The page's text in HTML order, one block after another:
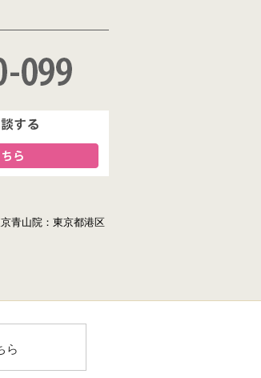
青山院：東京都港区
ら